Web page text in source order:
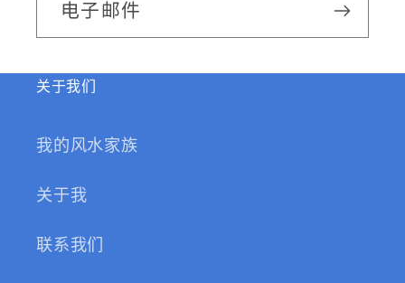
电子邮件
关于我们
我的风水家族
关于我
联系我们